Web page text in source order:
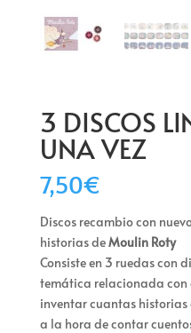
3 DISCOS
UNA VEZ
7,50€
Discos recambio con
historias deMoulin Roty
Consiste en 3 ruedas con
temática relacionada con
inventar cuantas
a la hora de contar